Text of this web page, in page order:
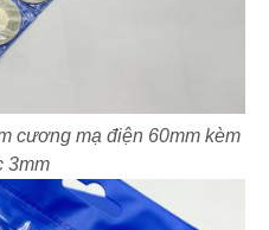
cương mạ điện 60mm kèm
3mm